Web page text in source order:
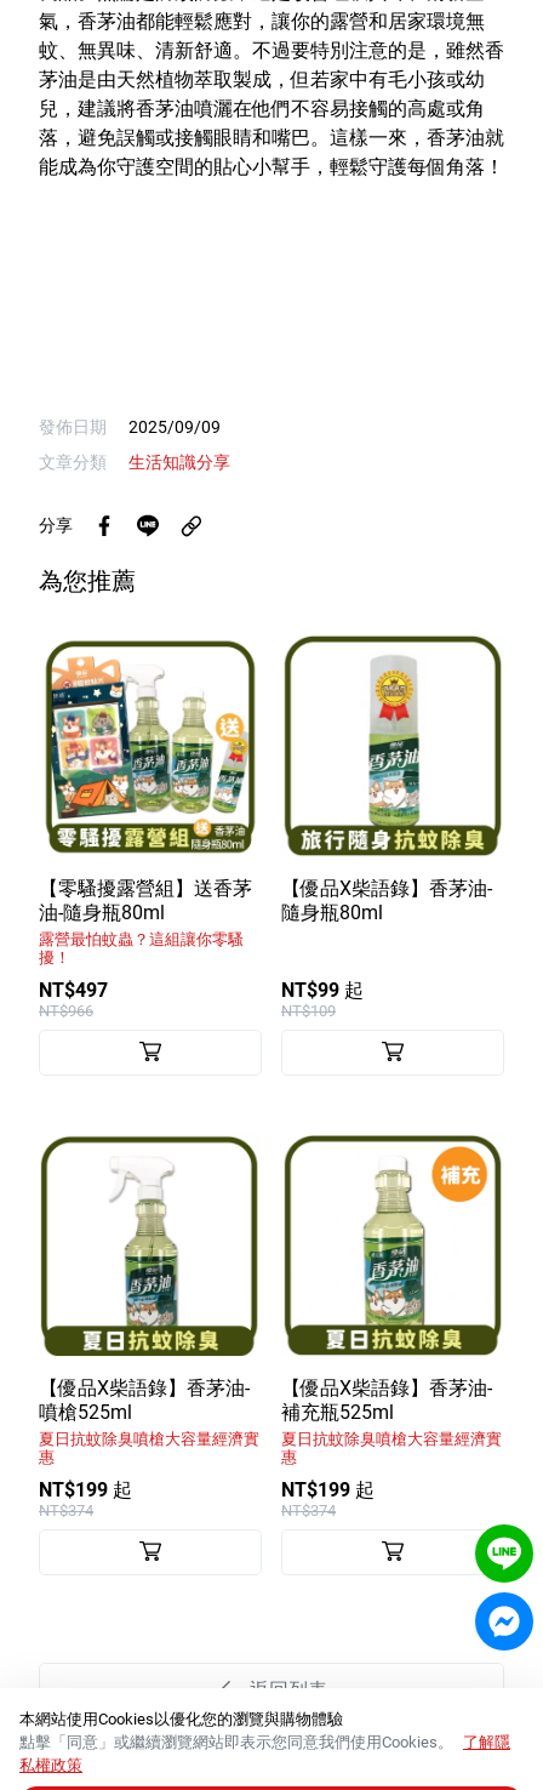
氣，香茅油都能輕鬆應對，讓你的露營和居家環境無
蚊、無異味、清新舒適。不過要特別注意的是，雖然香
茅油是由天然植物萃取製成，但若家中有毛小孩或幼
兒，建議將香茅油噴灑在他們不容易接觸的高處或角
落，避免誤觸或接觸眼睛和嘴巴。這樣一來，香茅油就
能成為你守護空間的貼心小幫手，輕鬆守護每個角落！
發佈日期
2025/09/09
文章分類
生活知識分享
分享
為您推薦
【零騷擾露營組】送香茅
油-隨身瓶80ml
露營最怕蚊蟲？這組讓你零騷
擾！
NT$497
NT$966
【優品X柴語錄】香茅油-
隨身瓶80ml
NT$99 起
NT$109
【優品X柴語錄】香茅油-
噴槍525ml
夏日抗蚊除臭噴槍大容量經濟實
惠
NT$199 起
NT$374
【優品X柴語錄】香茅油-
補充瓶525ml
夏日抗蚊除臭噴槍大容量經濟實
惠
NT$199 起
NT$374
返回列表
本網站使用Cookies以優化您的瀏覽與購物體驗
點擊「同意」或繼續瀏覽網站即表示您同意我們使用Cookies。
了解隱
私權政策